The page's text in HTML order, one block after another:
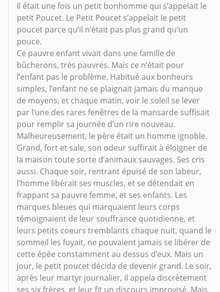
Il était une fois un petit bonhomme qui s’appelait le
petit Poucet. Le Petit Poucet s’appelait le petit
poucet parce qu’il n’était pas plus grand qu’un
pouce.
Ce pauvre enfant vivait dans une famille de
bûcherons, très pauvres. Mais ce n’était pour
l’enfant pas le problème. Habitué aux bonheurs
simples, l’enfant ne se plaignait jamais du manque
de moyens, et chaque matin, voir le soleil se lever
par l’une des rares fenêtres de la mansarde suffisait
pour remplir sa journée d’un rire nouveau.
Malheureusement, le père était un homme ignoble.
Grand, fort et sale, son odeur suffirait à éloigner de
la maison toute sorte d’animaux sauvages. Ses cris
aussi. Chaque soir, rentrant épuisé de son labeur,
l’homme libérait ses muscles, et se détendait en
frappant sa pauvre femme, et ses enfants. Les
marques bleues qui marquaient leurs corps
témoignaient de leur souffrance quotidienne, et
leurs petits coeurs tremblants chaque nuit, quand le
sommeil les fuyait, ne pouvaient jamais se libérer de
cette épée constamment au dessus d’eux. Mais un
jour, le petit poucet décida de devenir grand. Le soir,
après leur martyr journalier, il appela discrètement
ses six frères, et leur fit un discours improvisé. Mais